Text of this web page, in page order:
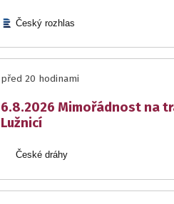
Český rozhlas
před 20 hodinami
6.8.2026 Mimořádnost na
Lužnicí
České dráhy